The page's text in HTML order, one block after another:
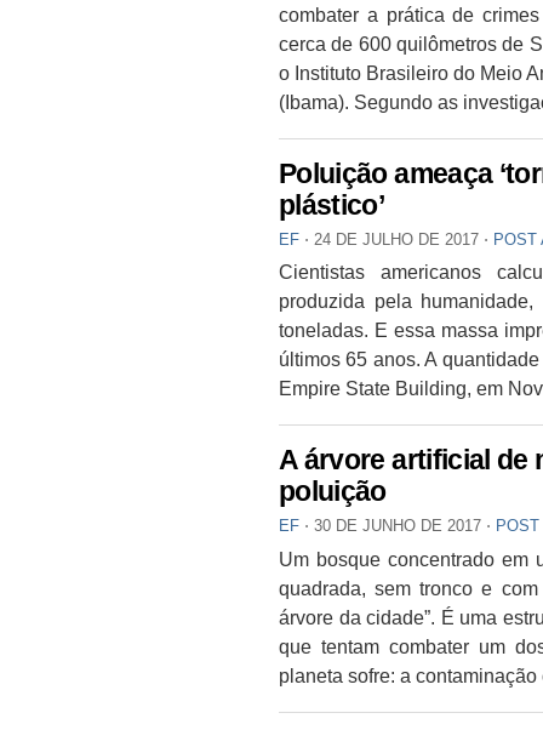
combater a prática de
cerca de 600 quilômetros de
o Instituto Brasileiro do Meio
(Ibama). Segundo as
Poluição ameaça
plástico’
EF ⋅ 24 DE JULHO DE 2017 ⋅ POST
Cientistas americanos
produzida pela
toneladas. E essa massa
últimos 65 anos. A
Empire State Building, em
A árvore artificial de
poluição
EF ⋅ 30 DE JUNHO DE 2017 ⋅
Um bosque concentrado em
quadrada, sem tronco e
árvore da cidade”. É uma
que tentam combater um
planeta sofre: a